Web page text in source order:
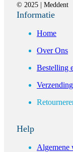
© 2025 | Meddent
Informatie
Home
Over Ons
Bestelling
Help
Algemene